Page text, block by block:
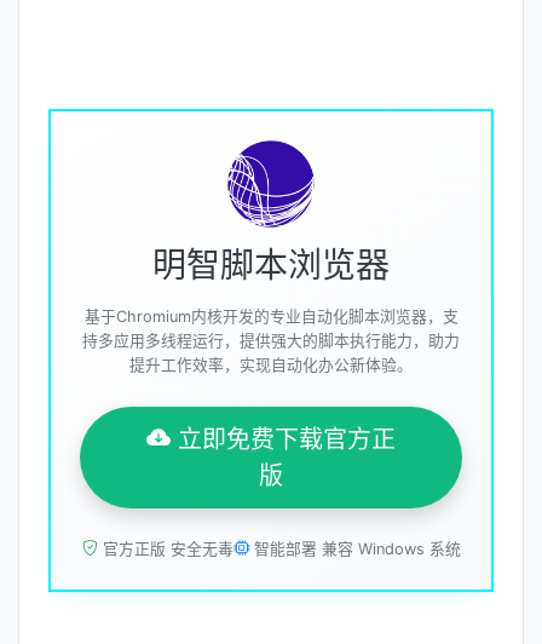
明智脚本浏览器
基于Chromium内核开发的专业自动化脚本浏览器，支
持多应用多线程运行，提供强大的脚本执行能力，助力
提升工作效率，实现自动化办公新体验。
立即免费下载官方正
版
官方正版 安全无毒 智能部署 兼容 Windows 系统